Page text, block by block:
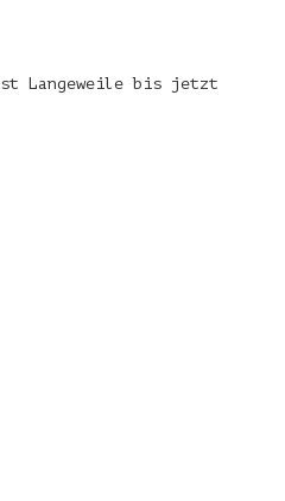
ist Langeweile bis jetzt